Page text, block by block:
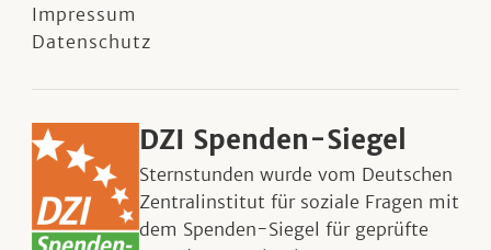
Impressum
Datenschutz
DZI Spenden-Siegel
Sternstunden wurde vom Deutschen
Zentralinstitut für soziale Fragen mit
dem Spenden-Siegel für geprüfte